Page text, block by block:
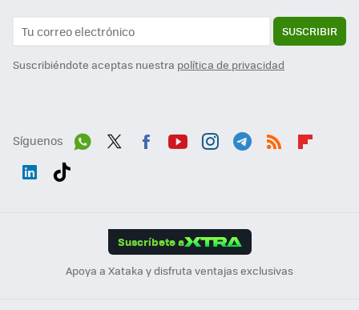
SUSCRIBIR
Suscribiéndote aceptas nuestra política de privacidad
Síguenos
Suscríbete a
Apoya a Xataka y disfruta ventajas exclusivas